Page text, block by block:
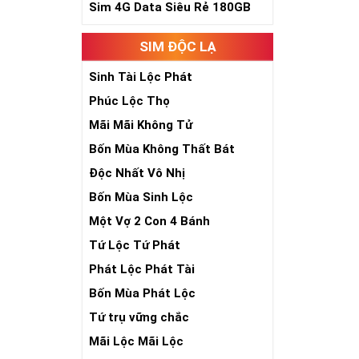
Sim 4G Data Siêu Rẻ 180GB
SIM ĐỘC LẠ
Sinh Tài Lộc Phát
Phúc Lộc Thọ
Mãi Mãi Không Tử
Bốn Mùa Không Thất Bát
Độc Nhất Vô Nhị
Bốn Mùa Sinh Lộc
Một Vợ 2 Con 4 Bánh
Tứ Lộc Tứ Phát
Phát Lộc Phát Tài
Bốn Mùa Phát Lộc
Tứ trụ vững chắc
Mãi Lộc Mãi Lộc